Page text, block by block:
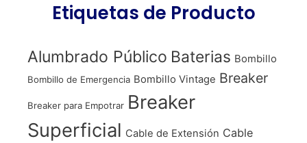
Etiquetas de Producto
Alumbrado Público Baterias Bombillo
Bombillo de Emergencia Bombillo Vintage Breaker
Breaker para Empotrar Breaker
Superficial Cable de Extensión Cable